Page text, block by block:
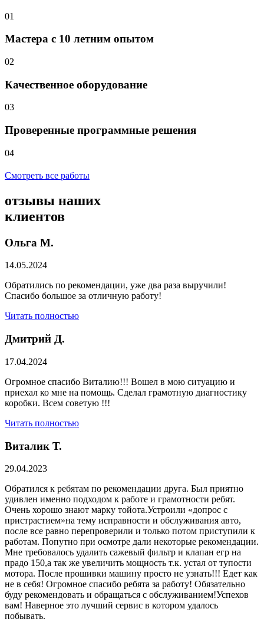
01
Мастера с 10 летним опытом
02
Качественное оборудование
03
Проверенные программные решения
04
Смотреть все работы
отзывы наших
клиентов
Ольга М.
14.05.2024
Обратились по рекомендации, уже два раза выручили!
Спасибо большое за отличную работу!
Читать полностью
Дмитрий Д.
17.04.2024
Огромное спасибо Виталию!!! Вошел в мою ситуацию и
приехал ко мне на помощь. Сделал грамотную диагностику
коробки. Всем советую !!!
Читать полностью
Виталик Т.
29.04.2023
Обратился к ребятам по рекомендации друга. Был приятно
удивлен именно подходом к работе и грамотности ребят.
Очень хорошо знают марку тойота.Устроили «допрос с
пристрастием»на тему исправности и обслуживания авто,
после все равно перепроверили и только потом приступили к
работам. Попутно при осмотре дали некоторые рекомендации.
Мне требовалось удалить сажевый фильтр и клапан егр на
прадо 150,а так же увеличить мощность т.к. устал от тупости
мотора. После прошивки машину просто не узнать!!! Едет как
не в себя! Огромное спасибо ребята за работу! Обязательно
буду рекомендовать и обращаться с обслуживанием!Успехов
вам! Наверное это лучший сервис в котором удалось
побывать.